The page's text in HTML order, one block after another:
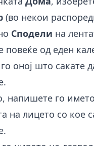
(во некои
Сподели на
повеќе од еден
оној што сакате
напишете го
на лицето со кое